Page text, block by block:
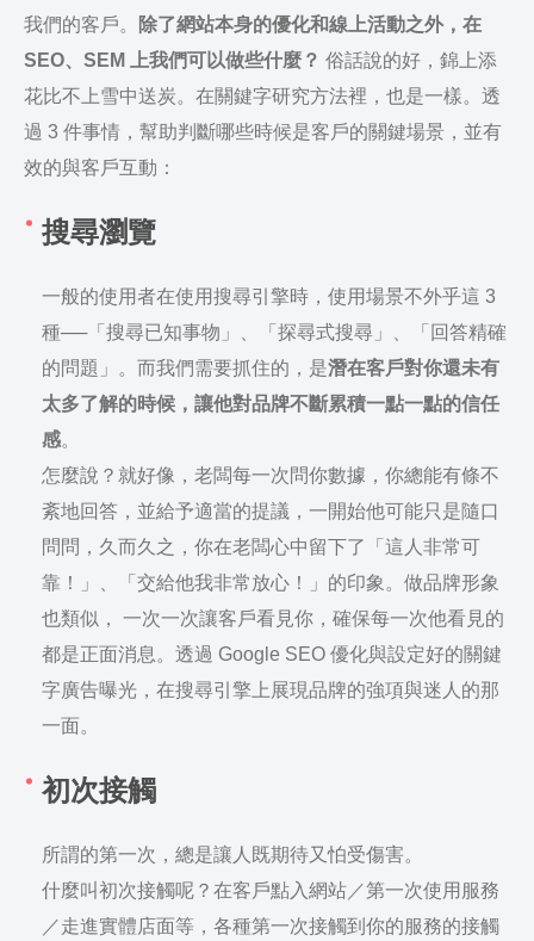
我們的客戶。
除了網站本身的優化和線上活動之外，在
SEO、SEM 上我們可以做些什麼？ 俗話說的好，錦上添
花比不上雪中送炭。 在關鍵字研究方法裡，也是一樣。透
過 3 件事情，幫助判斷哪些時候是客戶的關鍵場景，並有
效的與客戶互動：
搜尋瀏覽
一般的使用者在使用搜尋引擎時，使用場景不外乎這 3
種──「搜尋已知事物」、「探尋式搜尋」、「回答精確
的問題」。而我們需要抓住的，是潛在客戶對你還未有
太多了解的時候，讓他對品牌不斷累積一點一點的信任
感。
怎麼說？就好像，老闆每一次問你數據，你總能有條不
紊地回答，並給予適當的提議，一開始他可能只是隨口
問問，久而久之，你在老闆心中留下了「這人非常可
靠！」、「交給他我非常放心！」的印象。做品牌形象
也類似， 一次一次讓客戶看見你，確保每一次他看見的
都是正面消息。 透過 Google SEO 優化與設定好的關鍵
字廣告曝光，在搜尋引擎上展現品牌的強項與迷人的那
一面。
初次接觸
所謂的第一次，總是讓人既期待又怕受傷害。
什麼叫初次接觸呢？在客戶點入網站／第一次使用服務
／走進實體店面等，各種第一次接觸到你的服務的接觸